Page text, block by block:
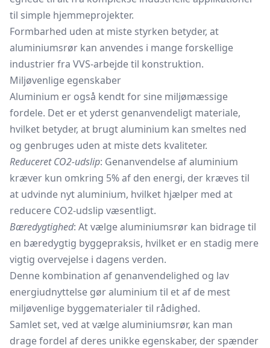
til simple hjemmeprojekter.
Formbarhed uden at miste styrken betyder, at
aluminiumsrør kan anvendes i mange forskellige
industrier fra VVS-arbejde til konstruktion.
Miljøvenlige egenskaber
Aluminium er også kendt for sine miljømæssige
fordele. Det er et yderst genanvendeligt materiale,
hvilket betyder, at brugt aluminium kan smeltes ned
og genbruges uden at miste dets kvaliteter.
Reduceret CO2-udslip: Genanvendelse af aluminium
kræver kun omkring 5% af den energi, der kræves til
at udvinde nyt aluminium, hvilket hjælper med at
reducere CO2-udslip væsentligt.
Bæredygtighed: At vælge aluminiumsrør kan bidrage til
en bæredygtig byggepraksis, hvilket er en stadig mere
vigtig overvejelse i dagens verden.
Denne kombination af genanvendelighed og lav
energiudnyttelse gør aluminium til et af de mest
miljøvenlige byggematerialer til rådighed.
Samlet set, ved at vælge aluminiumsrør, kan man
drage fordel af deres unikke egenskaber, der spænder